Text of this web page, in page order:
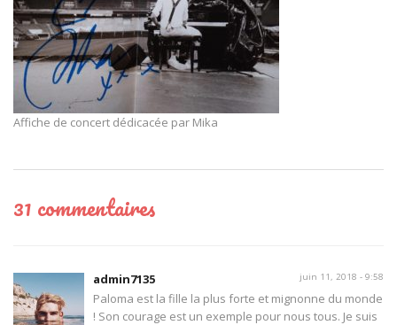
Affiche de concert dédicacée par Mika
31 commentaires
admin7135 juin 11, 2018 - 9:58
Paloma est la fille la plus forte et mignonne du monde
! Son courage est un exemple pour nous tous. Je suis